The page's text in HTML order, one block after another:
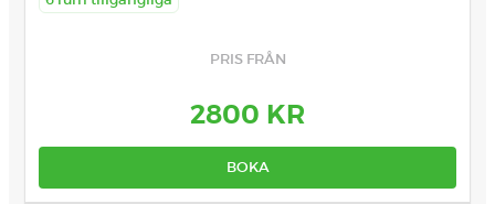
PRIS FRÅN
2800 KR
BOKA